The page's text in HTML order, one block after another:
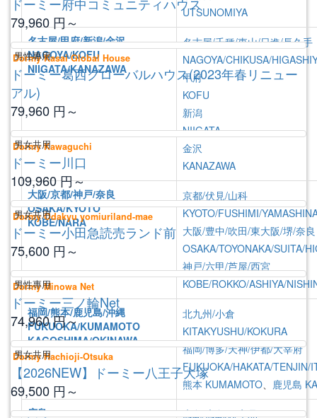
UTSUNOMIYA
名古屋/甲府/新潟/金沢
NAGOYA/KOFU
NIIGATA/KANAZAWA
名古屋/千種/東山/日進/長久手
NAGOYA/CHIKUSA/
甲府
KOFU
新潟
NIIGATA
金沢
KANAZAWA
大阪/京都/神戸/奈良
OSAKA/KYOTO
KOBE/NARA
京都/伏見/山科
KYOTO/FUSHIMI/
大阪/豊中/吹田/東大阪/堺/奈良
OSAKA/TOYONAKA/SUITA/
神戸/六甲/芦屋/西宮
KOBE/ROKKO/ASHIYA/
福岡/熊本/鹿児島/沖縄
FUKUOKA/KUMAMOTO
KAGOSHIMA/OKINAWA
北九州/小倉
KITAKYUSHU/KOKURA
福岡/博多/天神/伊都/大宰府
FUKUOKA/HAKATA/TENJIN/
熊本KUMAMOTO、 鹿児島
広島
広島/広島駅/宇品
ドーミー府中コミュニティハウス
79,960円～
男性專用
Dormy Kasai Global House
ドーミー葛西グローバルハウス(2023年春リニュー
アル)
79,960 円～
男女共用
Dormy Kawaguchi
ドーミー川口
109,960円～
男女共用
Dormy Odakyu yomiuriland-mae
ドーミー小田急読売ランド前
75,600 円～
男性專用
Dormy Minowa Net
ドーミー三ノ輪Net
74,960円～
男女共用
Dormy Hachioji-Otsuka
【2026NEW】ドーミー八王子大塚
69,500 円～